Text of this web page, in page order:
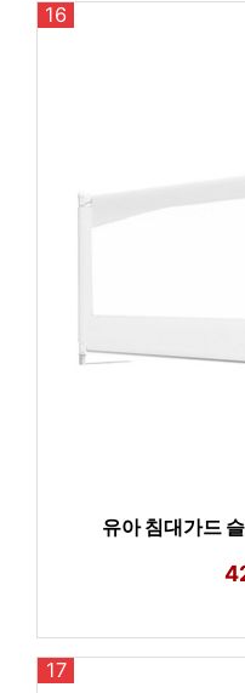
16
유아 침대가드
17